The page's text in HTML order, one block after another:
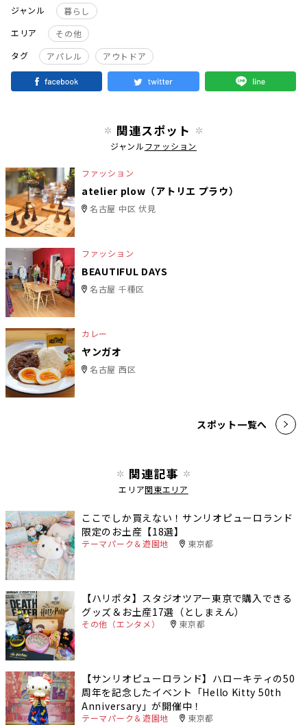
ジャンル
暮らし
エリア
その他
タグ
アパレル アウトドア
関連スポット
ジャンルファッション
ファッション
atelier plow（アトリエ プラウ）
名古屋 中区 伏見
ファッション
BEAUTIFUL DAYS
名古屋 千種区
カレー
ヤンガオ
名古屋 西区
スポット一覧へ
関連記事
エリア関東エリア
ここでしか買えない！サンリオピューロランド
限定のお土産【18選】
テーマパーク＆遊園地 東京都
【ハリポタ】スタジオツアー東京で購入できる
グッズ＆お土産17選（としまえん）
その他（エンタメ） 東京都
【サンリオピューロランド】ハローキティの50
周年を記念したイベント「Hello Kitty 50th
Anniversary」が開催中！
テーマパーク＆遊園地 東京都